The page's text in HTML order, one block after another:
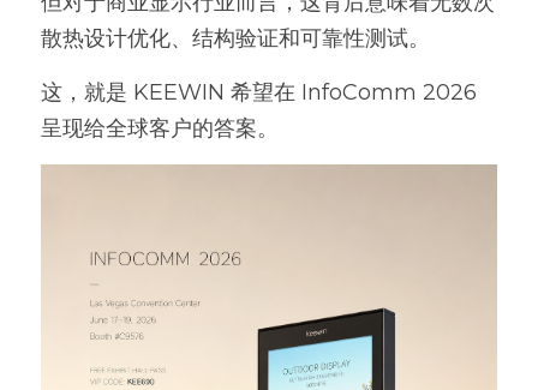
散热设计优化、结构验证和可靠性测试。
这，就是 KEEWIN 希望在 InfoComm 2026
呈现给全球客户的答案。